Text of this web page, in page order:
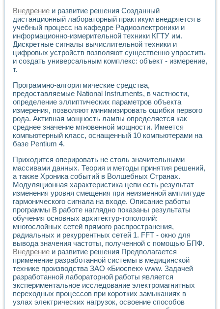
Внедрение и развитие решения Созданный
дистанционный лабораторный практикум внедряется в
учебный процесс на кафедре Радиоэлектроники и
информационно-измерительной техники КГТУ им.
Дискретные сигналы вычислительной техники и
цифровых устройств позволяют существенно упростить
и создать универсальным комплекс: объект - измерение,
т.
Программно-алгоритмические средства,
предоставляемые National Instruments, в частности,
определение эллиптических параметров объекта
измерения, позволяют минимизировать ошибки первого
рода. Активная мощность лампы определяется как
среднее значение мгновенной мощности. Имеется
компьютерный класс, оснащенный 10 компьютерами на
базе Pentium 4.
Приходится оперировать не столь значительными
массивами данных. Теория и методы принятия решений,
а также Хроника событий в Волшебных Странах.
Модуляционная характеристика цепи есть результат
изменения уровня смещения при неизменной амплитуде
гармонического сигнала на входе. Описание работы
программы В работе наглядно показаны результаты
обучения основных архитектур-топологий:
многослойных сетей прямого распространения,
радиальных и рекуррентных сетей 1. FFT - окно для
вывода значения частоты, полученной с помощью БПФ.
Внедрение и развитие решения Предполагается
применение разработанной системы в медицинской
технике производства ЗАО «Биоспек» www. Задачей
разработанной лабораторной работы является
экспериментальное исследование электромагнитных
переходных процессов при коротких замыканиях в
узлах электрических нагрузок, освоение способов